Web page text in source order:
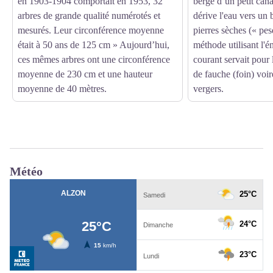
arbres de grande qualité numérotés et
mesurés. Leur circonférence moyenne
était à 50 ans de 125 cm » Aujourd’hui,
ces mêmes arbres ont une circonférence
moyenne de 230 cm et une hauteur
moyenne de 40 mètres.
dérive l'eau vers un
pierres sèches («
méthode utilisant
courant servait pour
de fauche (foin)
vergers.
Météo